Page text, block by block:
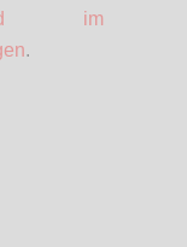
und im
.